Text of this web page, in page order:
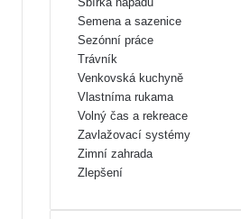
Semena a sazenice
Sezónní práce
Trávník
Venkovská kuchyně
Vlastníma rukama
Volný čas a rekreace
Zavlažovací systémy
Zimní zahrada
Zlepšení